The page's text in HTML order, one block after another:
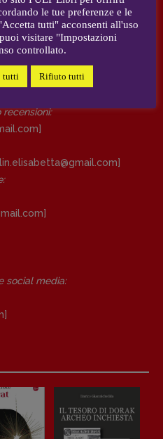
,Elio
Tonin
e social
,Tania Tonin
recensioni:
com]
social media:
le tue preferenze e le
tutti" acconsenti all'uso
visitare "Impostazioni
controllato.
tutti Rifiuto tutti